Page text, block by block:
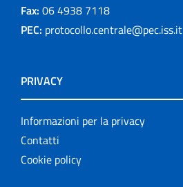
Fax: 06 4938 7118
PEC: protocollo.centrale@pec.iss.it
PRIVACY
Informazioni per la privacy
Contatti
Cookie policy